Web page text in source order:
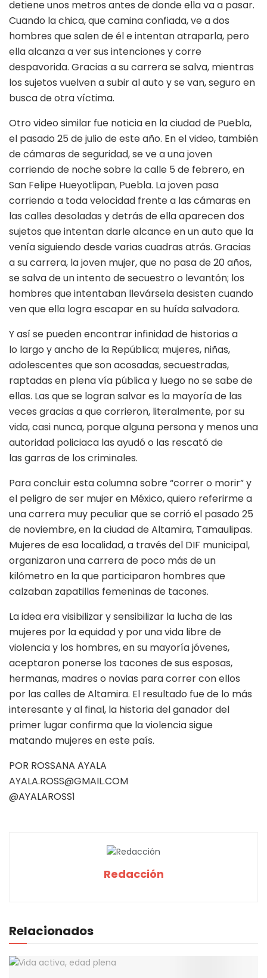
detiene unos metros antes de donde ella va a pasar.
Cuando la chica, que camina confiada, ve a dos
hombres que salen de él e intentan atraparla, pero
ella alcanza a ver sus intenciones y corre
despavorida. Gracias a su carrera se salva, mientras
los sujetos vuelven a subir al auto y se van, seguro en
busca de otra víctima.
Otro video similar fue noticia en la ciudad de Puebla,
el pasado 25 de julio de este año. En el video, también
de cámaras de seguridad, se ve a una joven
corriendo de noche sobre la calle 5 de febrero, en
San Felipe Hueyotlipan, Puebla. La joven pasa
corriendo a toda velocidad frente a las cámaras en
las calles desoladas y detrás de ella aparecen dos
sujetos que intentan darle alcance en un auto que la
venía siguiendo desde varias cuadras atrás. Gracias
a su carrera, la joven mujer, que no pasa de 20 años,
se salva de un intento de secuestro o levantón; los
hombres que intentaban llevársela desisten cuando
ven que ella logra escapar en su huída salvadora.
Y así se pueden encontrar infinidad de historias a
lo largo y ancho de la República; mujeres, niñas,
adolescentes que son acosadas, secuestradas,
raptadas en plena vía pública y luego no se sabe de
ellas. Las que se logran salvar es la mayoría de las
veces gracias a que corrieron, literalmente, por su
vida, casi nunca, porque alguna persona y menos una
autoridad policiaca las ayudó o las rescató de
las garras de los criminales.
Para concluir esta columna sobre “correr o morir” y
el peligro de ser mujer en México, quiero referirme a
una carrera muy peculiar que se corrió el pasado 25
de noviembre, en la ciudad de Altamira, Tamaulipas.
Mujeres de esa localidad, a través del DIF municipal,
organizaron una carrera de poco más de un
kilómetro en la que participaron hombres que
calzaban zapatillas femeninas de tacones.
La idea era visibilizar y sensibilizar la lucha de las
mujeres por la equidad y por una vida libre de
violencia y los hombres, en su mayoría jóvenes,
aceptaron ponerse los tacones de sus esposas,
hermanas, madres o novias para correr con ellos
por las calles de Altamira. El resultado fue de lo más
interesante y al final, la historia del ganador del
primer lugar confirma que la violencia sigue
matando mujeres en este país.
POR ROSSANA AYALA
AYALA.ROSS@GMAIL.COM
@AYALAROSS1
Redacción
Relacionados